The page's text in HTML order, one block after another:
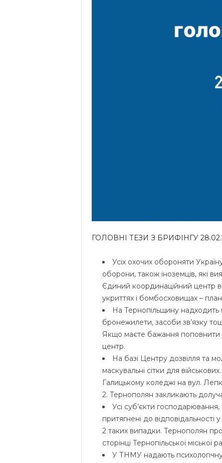
ГОЛОВНІ ТЕЗИ З БРИФІНГУ
Усіх охочих обороняти
оборони, також іноземців, які
Єдиний координаційний центр
укриттях і бомбосховищах –
На Тернопільщину
бронежилети, засоби зв’язку
Якщо маєте бажання поповнити
центр.
На базі Центру дозвілля та
маскувальні сітки для
Галицькому коледжі на вул.
2. Тернополян закликають
Усі суб’єкти
притягнені до
2 таких випадки. Тернополян
сторінці Тернопільської міської
У ТНМУ надають